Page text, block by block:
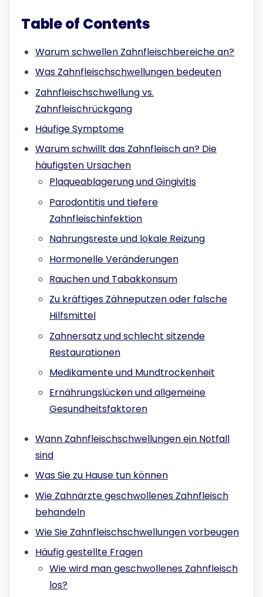
Table of Contents
Warum schwellen Zahnfleischbereiche an?
Was Zahnfleischschwellungen bedeuten
Zahnfleischschwellung vs.
Zahnfleischrückgang
Häufige Symptome
Warum schwillt das Zahnfleisch an? Die
häufigsten Ursachen
Plaqueablagerung und Gingivitis
Parodontitis und tiefere
Zahnfleischinfektion
Nahrungsreste und lokale Reizung
Hormonelle Veränderungen
Rauchen und Tabakkonsum
Zu kräftiges Zähneputzen oder falsche
Hilfsmittel
Zahnersatz und schlecht sitzende
Restaurationen
Medikamente und Mundtrockenheit
Ernährungslücken und allgemeine
Gesundheitsfaktoren
Wann Zahnfleischschwellungen ein Notfall
sind
Was Sie zu Hause tun können
Wie Zahnärzte geschwollenes Zahnfleisch
behandeln
Wie Sie Zahnfleischschwellungen vorbeugen
Häufig gestellte Fragen
Wie wird man geschwollenes Zahnfleisch
los?